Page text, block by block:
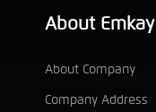
About Emkay
About Company
Company Address